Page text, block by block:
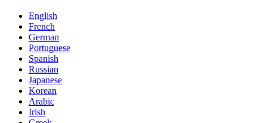
English
French
German
Portuguese
Spanish
Russian
Japanese
Korean
Arabic
Irish